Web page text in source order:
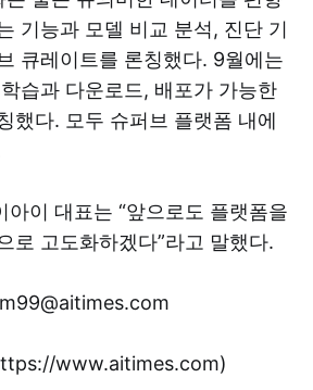
기능과 모델 비교 분석, 진단 기
큐레이트를 론칭했다. 9월에는
습과 다운로드, 배포가 가능한
했다. 모두 슈퍼브 플랫폼 내에
아이 대표는 “앞으로도 플랫폼을
로 고도화하겠다”라고 말했다.
www.aitimes.com)